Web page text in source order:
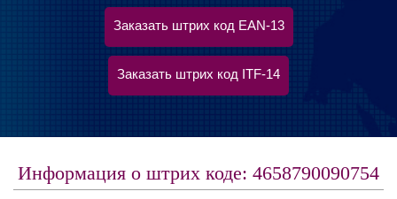
Заказать штрих код EAN-13
Заказать штрих код ITF-14
Информация о штрих коде: 4658790090754